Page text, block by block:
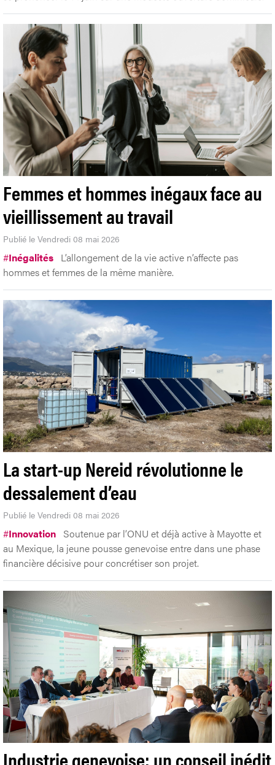
Femmes et hommes inégaux face au
vieillissement au travail
Publié le Vendredi 08 mai 2026
#Inégalités L’allongement de la vie active n’affecte pas
hommes et femmes de la même manière.
La start-up Nereid révolutionne le
dessalement d’eau
Publié le Vendredi 08 mai 2026
#Innovation Soutenue par l’ONU et déjà active à Mayotte et
au Mexique, la jeune pousse genevoise entre dans une phase
financière décisive pour concrétiser son projet.
Industrie genevoise: un conseil inédit